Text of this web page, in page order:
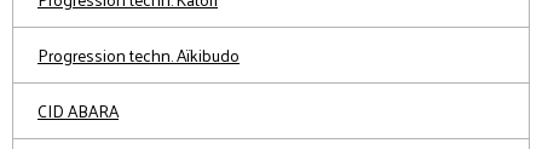
Progression techn. Aïkibudo
CID ABARA